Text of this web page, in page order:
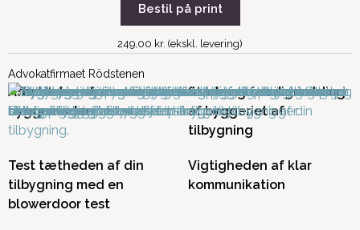
Bestil på print
249,00 kr. (ekskl. levering)
Advokatfirmaet Rödstenen
Afholdelse af
byggemøder
Start- og færdigmelding
af byggeriet af
tilbygning
Test tætheden af din
tilbygning med en
blowerdoor test
Vigtigheden af klar
kommunikation